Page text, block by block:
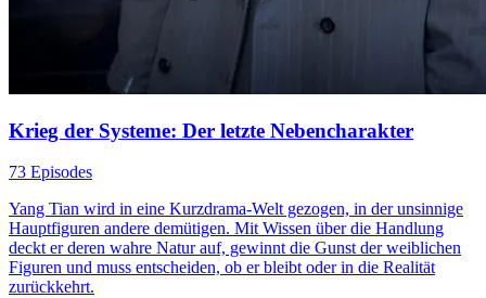
Krieg der Systeme: Der letzte Nebencharakter
73 Episodes
Yang Tian wird in eine Kurzdrama-Welt gezogen, in der unsinnige
Hauptfiguren andere demütigen. Mit Wissen über die Handlung
deckt er deren wahre Natur auf, gewinnt die Gunst der weiblichen
Figuren und muss entscheiden, ob er bleibt oder in die Realität
zurückkehrt.